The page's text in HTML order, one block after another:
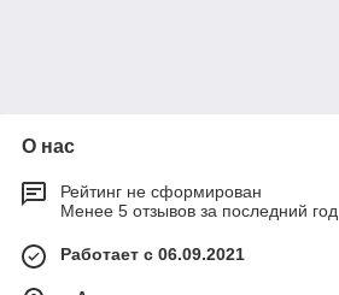
О нас
Рейтинг не сформирован
Менее 5 отзывов за последний год
Работает с 06.09.2021